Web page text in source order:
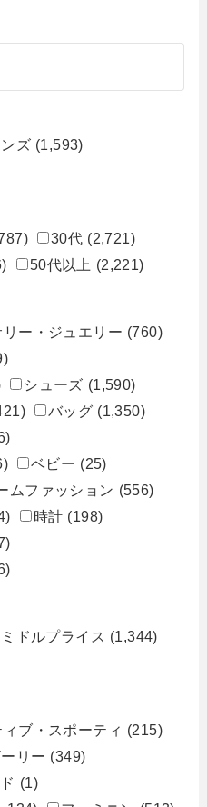
ンズ (1,593)
30代 (2,721)
50代以上 (2,221)
ー・ジュエリー (760)
シューズ (1,590)
バッグ (1,350)
ベビー (25)
ムファッション (556)
時計 (198)
ミドルプライス (1,344)
ィブ・スポーティ (215)
リー (349)
(1)